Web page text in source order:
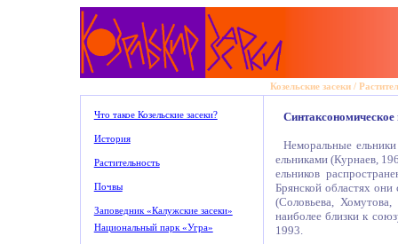
Козельские засеки/
Что такое Козельские засеки?
История
Растительность
Почвы
Заповедник «Калужские засеки»
Национальный парк «Угра»
Синтаксономическое
Неморальные
ельниками (Курнаев,
ельников
Брянской областях
(Соловьева,
наиболее близки к
1993.